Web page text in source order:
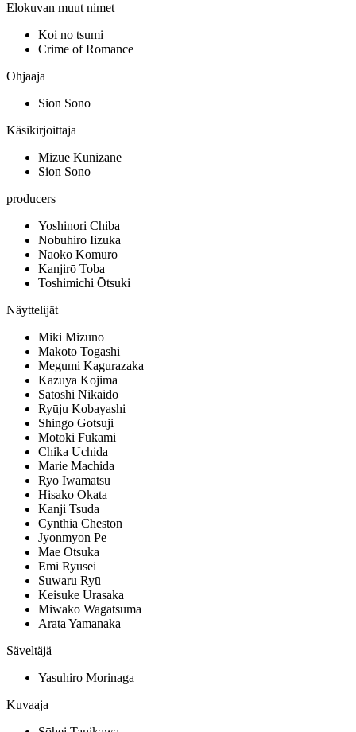
Elokuvan muut nimet
Koi no tsumi
Crime of Romance
Ohjaaja
Sion Sono
Käsikirjoittaja
Mizue Kunizane
Sion Sono
producers
Yoshinori Chiba
Nobuhiro Iizuka
Naoko Komuro
Kanjirō Toba
Toshimichi Ōtsuki
Näyttelijät
Miki Mizuno
Makoto Togashi
Megumi Kagurazaka
Kazuya Kojima
Satoshi Nikaido
Ryūju Kobayashi
Shingo Gotsuji
Motoki Fukami
Chika Uchida
Marie Machida
Ryō Iwamatsu
Hisako Ōkata
Kanji Tsuda
Cynthia Cheston
Jyonmyon Pe
Mae Otsuka
Emi Ryusei
Suwaru Ryū
Keisuke Urasaka
Miwako Wagatsuma
Arata Yamanaka
Säveltäjä
Yasuhiro Morinaga
Kuvaaja